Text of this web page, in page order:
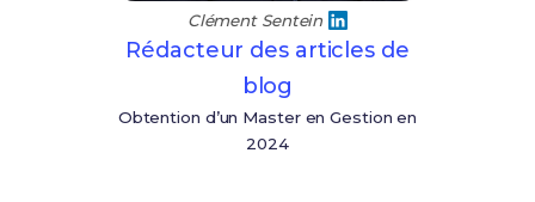
Clément Sentein
Rédacteur des articles de
blog
Obtention d’un Master en Gestion en
2024